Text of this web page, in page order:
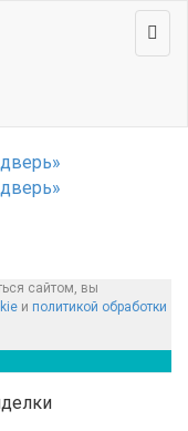
сайтом, вы
и политикой обработки